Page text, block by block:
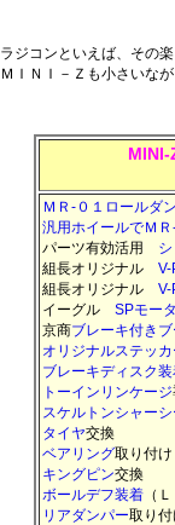
ラジコンといえば、その
ＭＩＮＩ－Ｚも小さいな
ＭＲ-０１ロールダ
汎用ホイールでＭ
パーツ有効活用
組長オリジナル
組長オリジナル
イーグル SPモー
京商ブレーキ付き
オリジナルステッカ
ブレーキディスク
トーインリンケージ
スケルトンシャーシ
タイヤ交換
ベアリング取り付け
キングピン交換
ボールデフ装着 （
リアダンパー取り付